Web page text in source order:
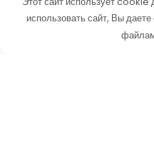
Новости
использовать сайт, Вы